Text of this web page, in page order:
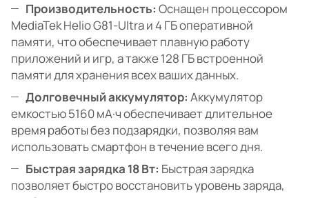
Производительность: Оснащен процессором
MediaTek Helio G81-Ultra и 4 ГБ оперативной
памяти, что обеспечивает плавную работу
приложений и игр, а также 128 ГБ встроенной
памяти для хранения всех ваших данных.
Долговечный аккумулятор: Аккумулятор
емкостью 5160 мА·ч обеспечивает длительное
время работы без подзарядки, позволяя вам
использовать смартфон в течение всего дня.
Быстрая зарядка 18 Вт: Быстрая зарядка
позволяет быстро восстановить уровень заряда,